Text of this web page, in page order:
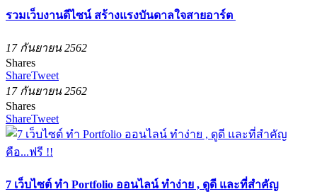
รวมเว็บงานดีไซน์ สร้างแรงบันดาลใจสายอาร์ต
17 กันยายน 2562
Shares
ShareTweet
17 กันยายน 2562
Shares
ShareTweet
7 เว็บไซต์ ทำ Portfolio ออนไลน์ ทำง่าย , ดูดี และที่สำคัญ